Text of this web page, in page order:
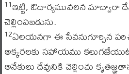
11ఇట్టి, ఔదార్యమువలన మాద్వారా
చెల్లింపబడును.
12ఏలయనగా ఈ సేవనుగూర్చిన
అక్కరలకు సహాయము
అనేకులు దేవునికి చెల్లించు